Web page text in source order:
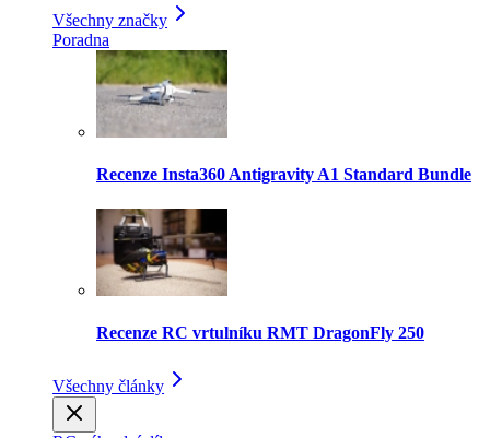
Všechny značky
Poradna
Recenze Insta360 Antigravity A1 Standard Bundle
Recenze RC vrtulníku RMT DragonFly 250
Všechny články